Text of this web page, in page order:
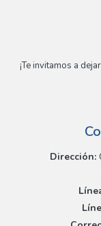
¡Te invitamos a
Dirección: